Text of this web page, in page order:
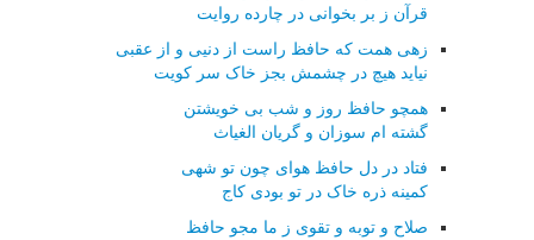
قرآن ز بر بخوانی در چارده روایت
زهی همت که حافظ راست از دنیی و از عقبی
نیاید هیچ در چشمش بجز خاک سر کویت
همچو حافظ روز و شب بی خویشتن
گشته ام سوزان و گریان الغیاث
فتاد در دل حافظ هوای چون تو شهی
کمینه ذره خاک در تو بودی کاج
صلاح و توبه و تقوی ز ما مجو حافظ